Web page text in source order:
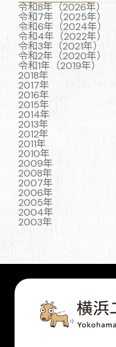
令和8年（2026年）
令和7年（2025年）
令和6年（2024年）
令和4年（2022年）
令和3年（2021年）
令和2年（2020年）
令和1年（2019年）
2018年
2017年
2016年
2015年
2014年
2013年
2012年
2011年
2010年
2009年
2008年
2007年
2006年
2005年
2004年
2003年